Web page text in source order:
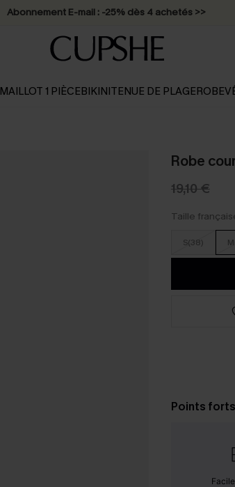
Abonnement E-mail : -25% dès 4 achetés >>
MAILLOT 1 PIÈCEBIKINITENUE DE PLAGEROBE
Robe
19,10 €
Taille
S(38)
Points forts